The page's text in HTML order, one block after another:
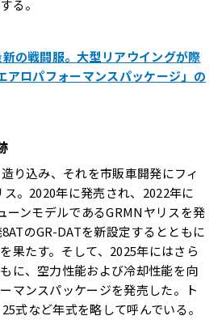
る。
新の戦闘服。大型リアウイングが際
アロパフォーマンスパッケージ」の
り込み、それを市販車開発にフィ
。2020年に発売され、2022年に
ーンモデルであるGRMNヤリスを発
のGR-DATを新設定するとともに
果たす。そして、2025年にはさら
に、空力性能および冷却性能を向
マンスパッケージを発売した。ト
式など年式を略して呼んでいる。